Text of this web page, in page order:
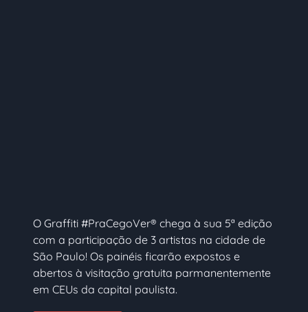
O Graffiti #PraCegoVer® chega à sua 5ª edição
com a participação de 3 artistas na cidade de
São Paulo! Os painéis ficarão expostos e
abertos à visitação gratuita parmanentemente
em CEUs da capital paulista.